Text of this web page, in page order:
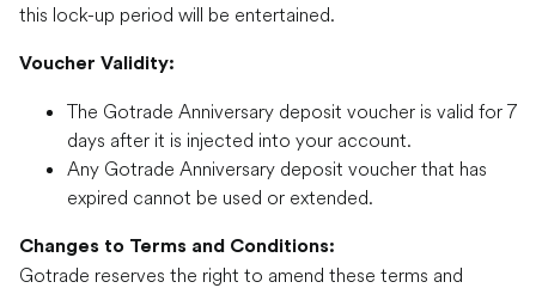
this lock-up period will be entertained.
Voucher Validity:
The Gotrade Anniversary deposit voucher is valid for 7
days after it is injected into your account.
Any Gotrade Anniversary deposit voucher that has
expired cannot be used or extended.
Changes to Terms and Conditions:
Gotrade reserves the right to amend these terms and